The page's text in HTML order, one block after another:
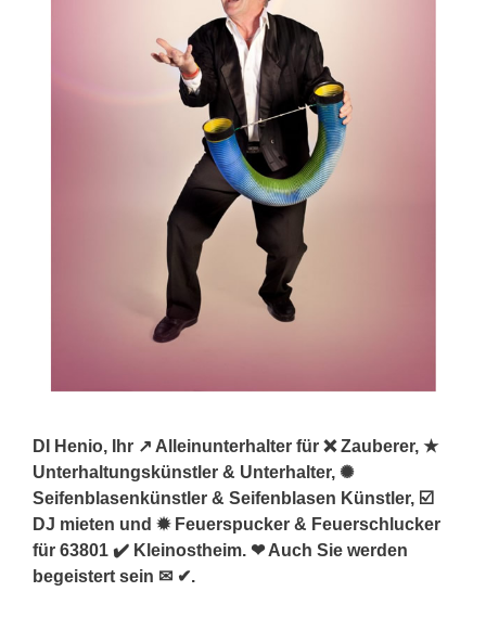
DI Henio, Ihr ↗️ Alleinunterhalter für ❌ Zauberer, ★
Unterhaltungskünstler & Unterhalter, ✺
Seifenblasenkünstler & Seifenblasen Künstler, ☑️
DJ mieten und ✹ Feuerspucker & Feuerschlucker
für 63801 ✔️ Kleinostheim. ❤ Auch Sie werden
begeistert sein ✉ ✔.